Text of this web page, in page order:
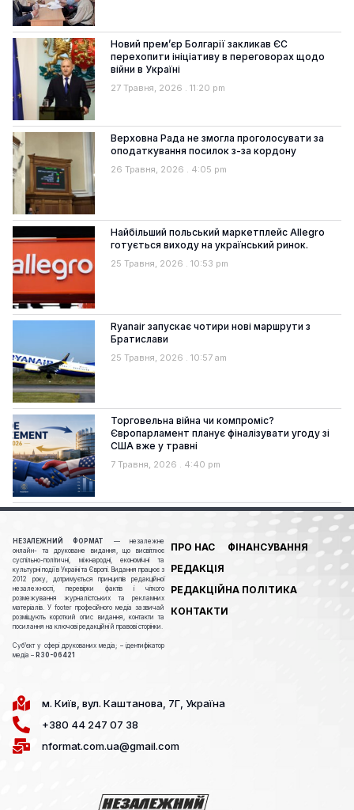
Новий прем’єр Болгарії закликав ЄС
перехопити ініціативу в переговорах щодо
війни в Україні
27 Травня, 2026 11:20 pm
Верховна Рада не змогла проголосувати за
оподаткування посилок з-за кордону
26 Травня, 2026 4:05 pm
Найбільший польський маркетплейс Allegro
готується виходу на український ринок.
25 Травня, 2026 10:53 pm
Ryanair запускає чотири нові маршрути з
Братислави
25 Травня, 2026 10:57 am
Торговельна війна чи компроміс?
Європарламент планує фіналізувати угоду зі
США вже у травні
7 Травня, 2026 4:40 pm
НЕЗАЛЕЖНИЙ ФОРМАТ
— незалежне
онлайн- та друковане видання, що висвітлює
суспільно-політичні, міжнародні, економічні та
культурні події в Україні та Європі. Видання працює з
2012 року, дотримується принципів редакційної
незалежності, перевірки фактів і чіткого
розмежування журналістських та рекламних
матеріалів. У footer професійного медіа зазвичай
розміщують короткий опис видання, контакти та
посилання на ключові редакційні й правові сторінки.
Cуб’єкт у сфері друкованих медіа; – ідентифікатор
медіа – R30-06421
ПРО НАС
ФІНАНСУВАННЯ
РЕДАКЦІЯ
РЕДАКЦІЙНА ПОЛІТИКА
КОНТАКТИ
м. Київ, вул. Каштанова, 7Г, Україна
+380 44 247 07 38
nformat.com.ua@gmail.com